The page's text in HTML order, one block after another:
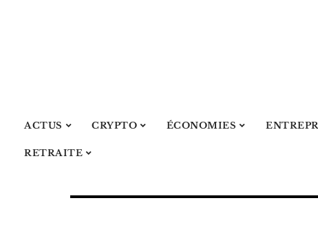
ACTUS CRYPTO ÉCONOMIES
RETRAITE